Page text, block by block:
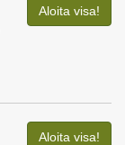
Aloita visa!
Aloita visa!